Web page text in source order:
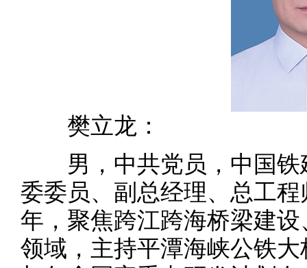
樊立龙：
男，中共党员，中国铁
委委员、副总经理、总工
年，聚焦跨江跨海桥梁建
领域，主持平潭海峡公铁